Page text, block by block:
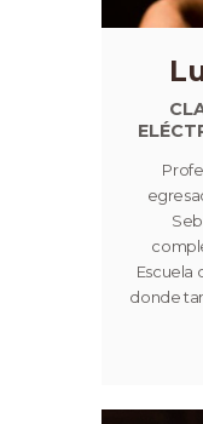
Escuela
donde